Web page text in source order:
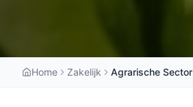
Home Zakelijk Agrarische Sector